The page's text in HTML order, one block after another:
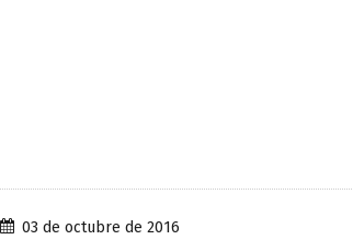
03 de octubre de 2016